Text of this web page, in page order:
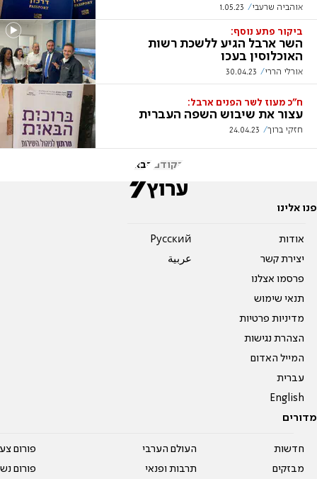
אוהביה שרעבי 1.05.23
ביקור פתע נוסף:
השר ארבל הגיע ללשכת רשות
האוכלוסין בעכו
אורלי הררי 30.04.23
ח"כ מעוז לשר הפנים ארבל:
עצור את שיבוש השפה העברית
חזקי ברוך 24.04.23
הקודם הבא
פנו אלינו
אודות
יצירת קשר
פרסמו אצלנו
תנאי שימוש
מדיניות פרטיות
הצהרת נגישות
המייל האדום
עברית
English
Pусский
عربية
מדורים
חדשות
מבזקים
העולם הערבי
תרבות ופנאי
פורום
פורום